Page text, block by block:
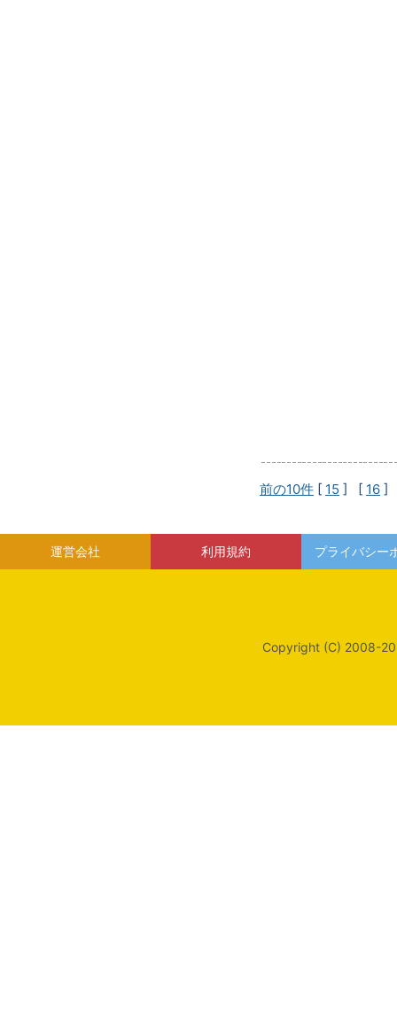
前の10件 [ 15 ] [ 16 ]
運営会社 利用規約 プライバシー
Copyright (C) 2008-